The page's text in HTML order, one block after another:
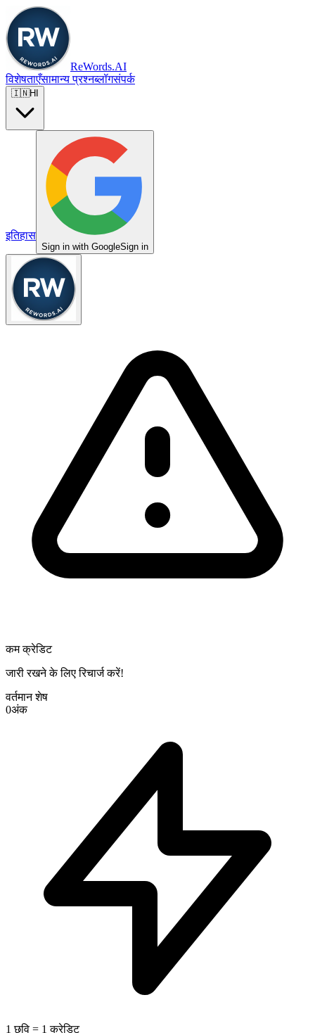
ReWords.AI
विशेषताएँसामान्य प्रश्नब्लॉगसंपर्क
🇮🇳HI
इतिहास
Sign in with GoogleSign in
कम क्रेडिट
जारी रखने के लिए रिचार्ज करें!
वर्तमान शेष
0अंक
1 छवि = 1 क्रेडिट